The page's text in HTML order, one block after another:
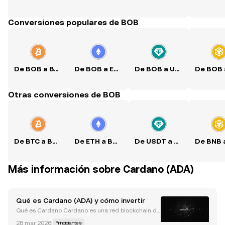
Conversiones populares de BOB
De BOB a BTC De BOB a ETH De BOB a USDT
Otras conversiones de BOB
De BTC a BOB De ETH a BOB De USDT a BOB
Más información sobre Cardano (ADA)
Qué es Cardano (ADA) y cómo invertir
Qué es Cardano Cardano es una red blockchain de
28 mar 2026| Principiantes